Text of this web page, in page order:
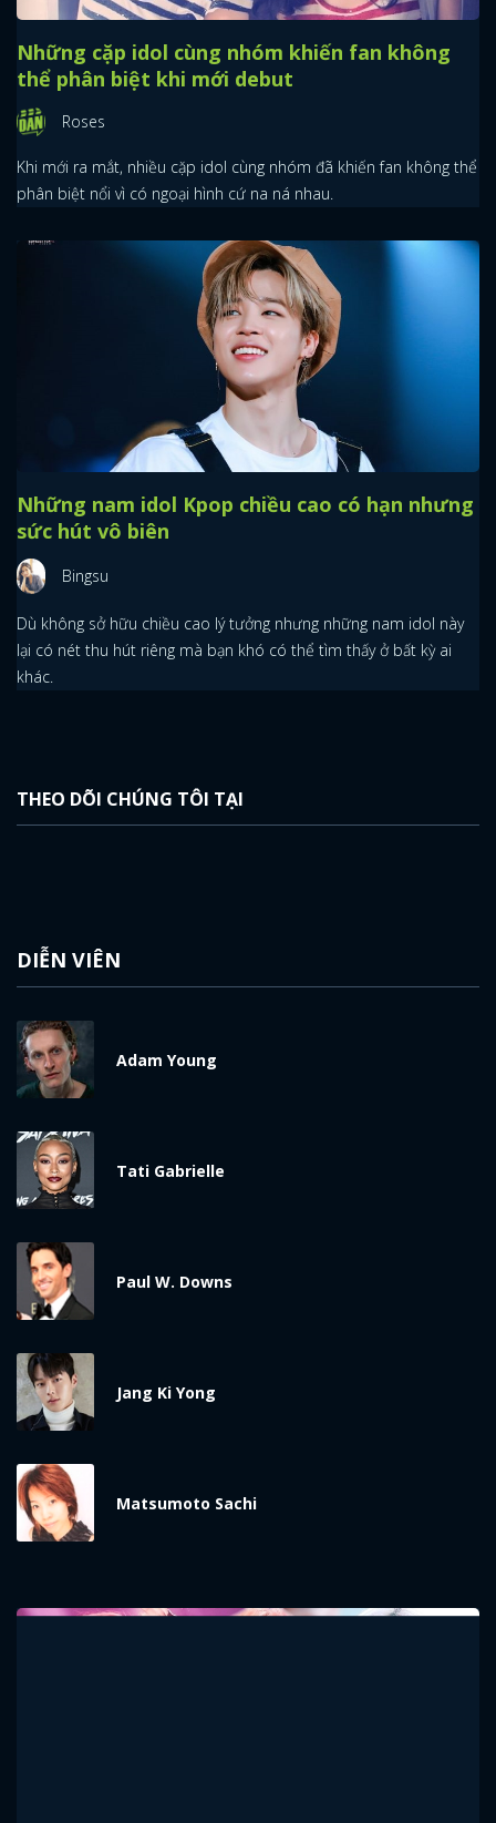
ĐĂNG NHẬP
FACEBOOK GOOGLE
Những cặp idol cùng nhóm khiến fan không
thể phân biệt khi mới debut
Roses
Khi mới ra mắt, nhiều cặp idol cùng nhóm đã khiến fan không thể
phân biệt nổi vì có ngoại hình cứ na ná nhau.
Những nam idol Kpop chiều cao có hạn nhưng
sức hút vô biên
Bingsu
Dù không sở hữu chiều cao lý tưởng nhưng những nam idol này
lại có nét thu hút riêng mà bạn khó có thể tìm thấy ở bất kỳ ai
khác.
THEO DÕI CHÚNG TÔI TẠI
DIỄN VIÊN
Adam Young
Tati Gabrielle
Paul W. Downs
Jang Ki Yong
Matsumoto Sachi